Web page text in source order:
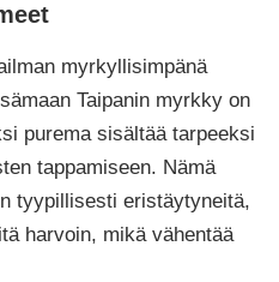
myrkyllisimpänä
Taipanin myrkky on
purema sisältää tarpeeksi
tappamiseen. Nämä
tyypillisesti eristäytyneitä,
harvoin, mikä vähentää